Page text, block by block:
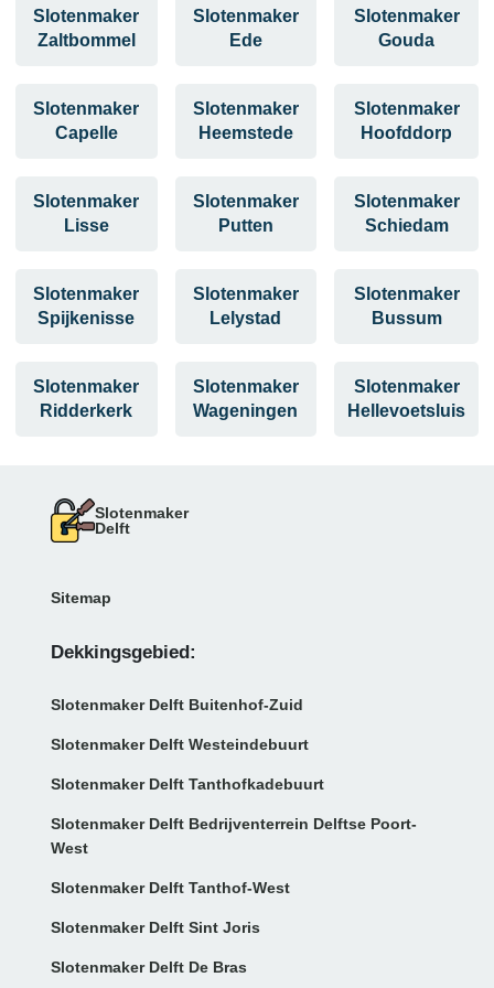
Slotenmaker
Zaltbommel
Slotenmaker
Ede
Slotenmaker
Gouda
Slotenmaker
Capelle
Slotenmaker
Heemstede
Slotenmaker
Hoofddorp
Slotenmaker
Lisse
Slotenmaker
Putten
Slotenmaker
Schiedam
Slotenmaker
Spijkenisse
Slotenmaker
Lelystad
Slotenmaker
Bussum
Slotenmaker
Ridderkerk
Slotenmaker
Wageningen
Slotenmaker
Hellevoetsluis
Slotenmaker
Delft
Sitemap
Dekkingsgebied:
Slotenmaker Delft Buitenhof-Zuid
Slotenmaker Delft Westeindebuurt
Slotenmaker Delft Tanthofkadebuurt
Slotenmaker Delft Bedrijventerrein Delftse Poort-
West
Slotenmaker Delft Tanthof-West
Slotenmaker Delft Sint Joris
Slotenmaker Delft De Bras